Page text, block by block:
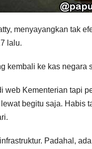
menyayangkan tak
lalu.
kembali ke kas negara
web Kementerian tapi
begitu saja. Habis
Padahal,